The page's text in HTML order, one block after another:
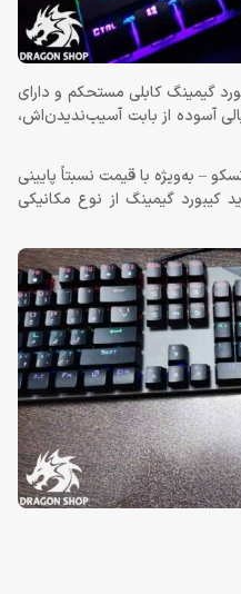
متری این کیبورد گیمینگ کابلی مستحکم و دارای
آسوده از بابت آسیب‌ندیدن‌اش،
– به‌ویژه با قیمت نسبتاً پایینی
کیبورد گیمینگ از نوع مکانیکی